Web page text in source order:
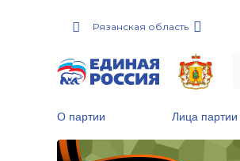
Рязанская область
О партии Лица партии